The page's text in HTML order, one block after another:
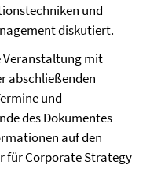
und
diskutiert.
Veranstaltung mit
abschließenden
und
des Dokumentes
auf den
für Corporate Strategy